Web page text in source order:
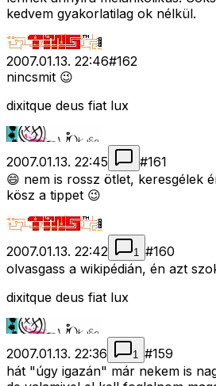
kedvem gyakorlatilag ok nélkül.
2007.01.13. 22:46#162
nincsmit 😉
dixitque deus fiat lux
2007.01.13. 22:45 #161
😄 nem is rossz ötlet, keresgélek
kösz a tippet 😉
2007.01.13. 22:42 1 #160
olvasgass a wikipédián, én azt
dixitque deus fiat lux
2007.01.13. 22:36 1 #159
hát "úgy igazán" már nekem is